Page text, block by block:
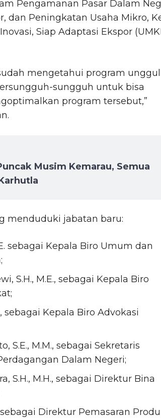
Pengamanan Pasar Dalam
dan Peningkatan Usaha Mikro,
Siap Adaptasi Ekspor
mengetahui program
sungguh untuk bisa
program tersebut,”
Musim Kemarau, Semua
menduduki jabatan baru:
sebagai Kepala Biro Umum dan
S.H., M.E., sebagai Kepala Biro
sebagai Kepala Biro Advokasi
S.E., M.M., sebagai Sekretaris
Dalam Negeri;
S.H., M.H., sebagai Direktur Bina
sebagai Direktur Pemasaran